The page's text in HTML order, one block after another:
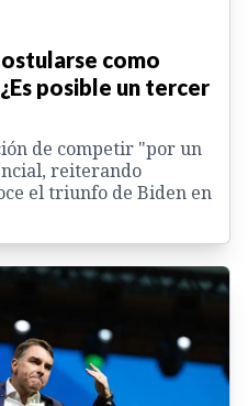
como
posible un tercer
de competir "por un
reiterando
el triunfo de Biden en